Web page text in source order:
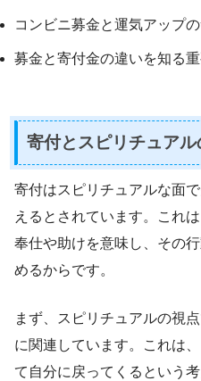
コンビニ募金と運気アップ
募金と寄付金の違いを知る
寄付とスピリチュアル
寄付はスピリチュアルな面
えるとされています。これ
奉仕や助けを意味し、その
めるからです。
まず、スピリチュアルの視
に関連しています。これは
て自分に戻ってくるという